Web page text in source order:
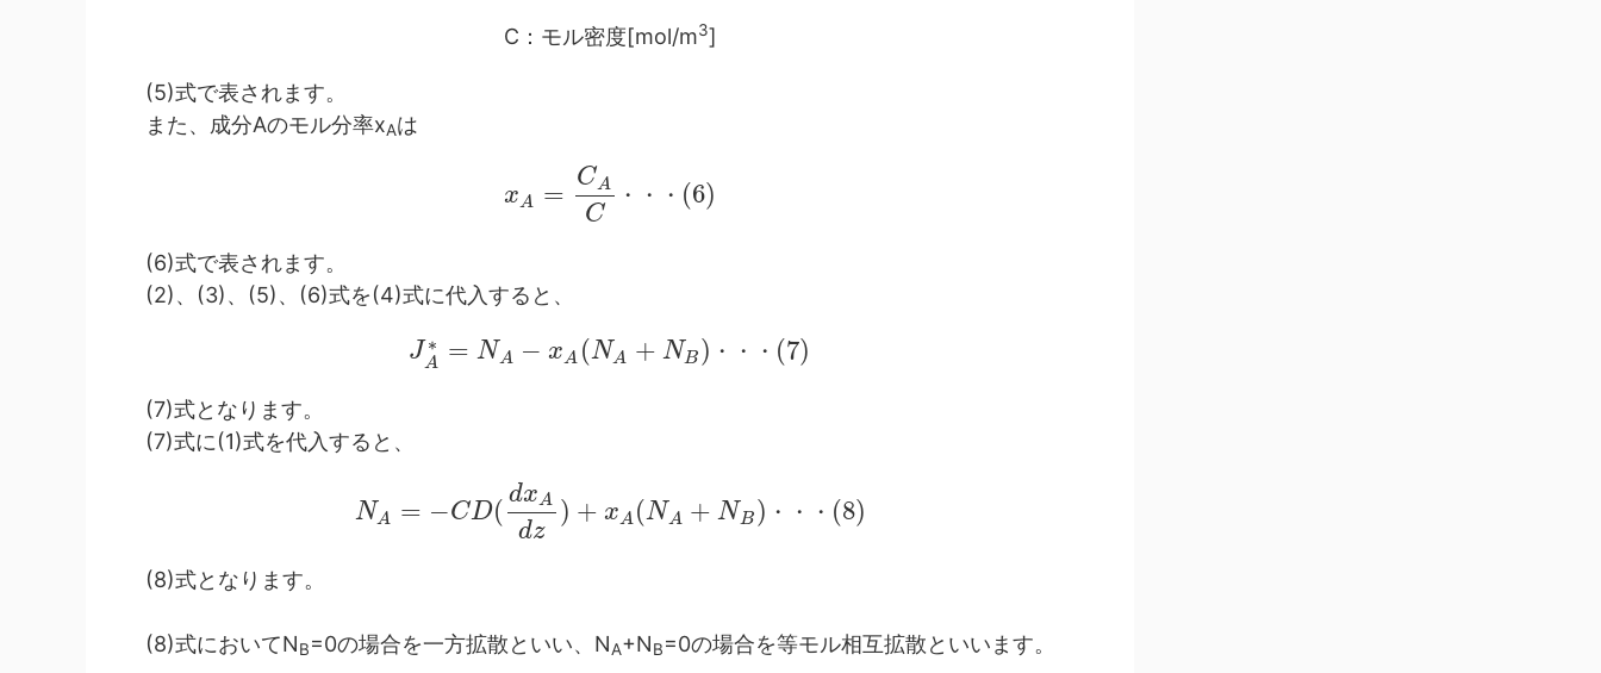
C：モル密度[mol/m3]
(5)式で表されます。
また、成分Aのモル分率xAは
xA =
CA
C
・ ・ ・ (6)
(6)式で表されます。
(2)、(3)、(5)、(6)式を(4)式に代入すると、
J ∗
A = NA − xA (NA + N B ) ・ ・ ・ (7)
(7)式となります。
(7)式に(1)式を代入すると、
N A = −CD(
dxA
dz
) + x A (N A + N B ) ・ ・ ・ (8)
(8)式となります。
(8)式においてNB=0の場合を一方拡散といい、NA+NB=0の場合を等モル相互拡散といいます。